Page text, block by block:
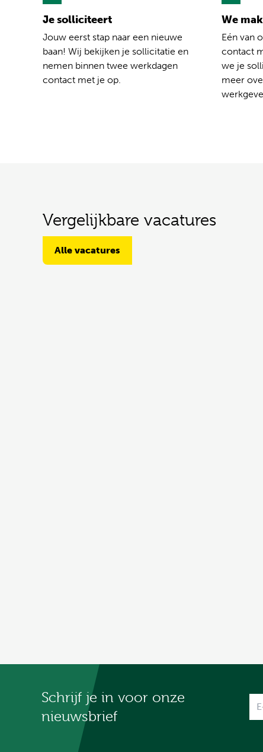
Je solliciteert
Jouw eerst stap naar een nieuwe
baan! Wij bekijken je sollicitatie en
nemen binnen twee werkdagen
contact met je op.
We
Eén van
contact
we je
meer
Vergelijkbare vacatures
Alle vacatures
Schrijf je in voor onze
nieuwsbrief